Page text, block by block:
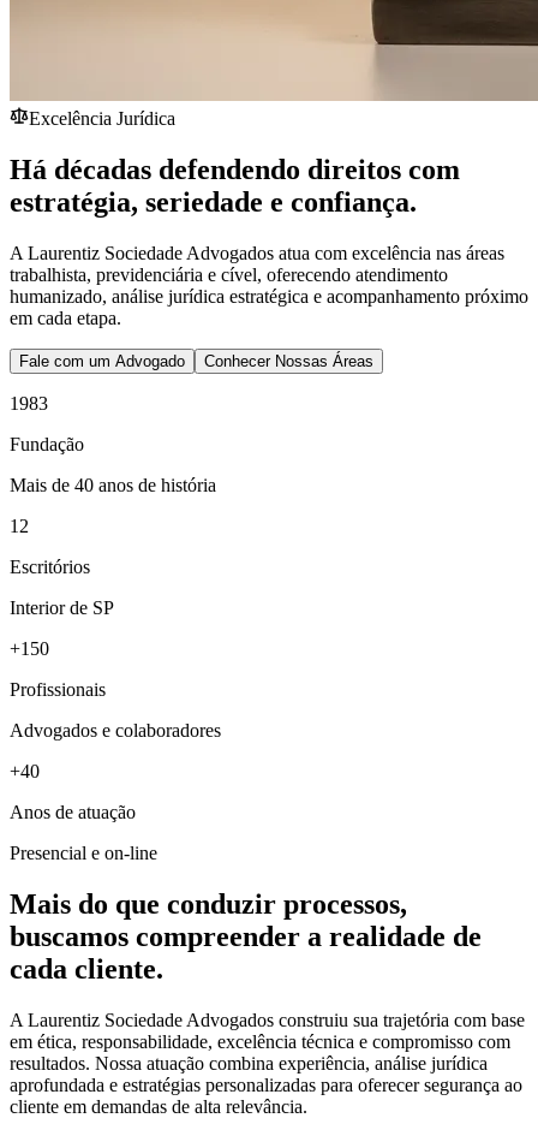
Excelência Jurídica
Há décadas defendendo direitos com
estratégia, seriedade e confiança.
A Laurentiz Sociedade Advogados atua com excelência nas áreas
trabalhista, previdenciária e cível, oferecendo atendimento
humanizado, análise jurídica estratégica e acompanhamento próximo
em cada etapa.
Fale com um Advogado Conhecer Nossas Áreas
1983
Fundação
Mais de 40 anos de história
12
Escritórios
Interior de SP
+150
Profissionais
Advogados e colaboradores
+40
Anos de atuação
Presencial e on-line
Mais do que conduzir processos,
buscamos compreender a realidade de
cada cliente.
A Laurentiz Sociedade Advogados construiu sua trajetória com base
em ética, responsabilidade, excelência técnica e compromisso com
resultados. Nossa atuação combina experiência, análise jurídica
aprofundada e estratégias personalizadas para oferecer segurança ao
cliente em demandas de alta relevância.